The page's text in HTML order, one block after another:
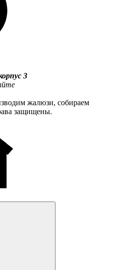
3
жалюзи, собираем
защищены.